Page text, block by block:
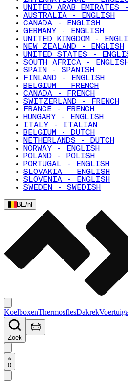
UNITED ARAB EMIRATES
AUSTRALIA - ENGLISH
CANADA - ENGLISH
GERMANY - ENGLISH
UNITED KINGDOM -
NEW ZEALAND - ENGLISH
UNITED STATES -
SOUTH AFRICA - ENGLISH
SPAIN - SPANISH
FINLAND - ENGLISH
BELGIUM - FRENCH
CANADA - FRENCH
SWITZERLAND - FRENCH
FRANCE - FRENCH
HUNGARY - ENGLISH
ITALY - ITALIAN
BELGIUM - DUTCH
NETHERLANDS - DUTCH
NORWAY - ENGLISH
POLAND - POLISH
PORTUGAL - ENGLISH
SLOVAKIA - ENGLISH
SLOVENIA - ENGLISH
SWEDEN - SWEDISH
BE/nl
KoelboxenThermosflesDakrek
Zoek
0